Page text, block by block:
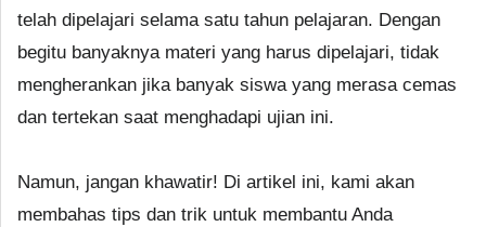
telah dipelajari selama satu tahun pelajaran. Dengan
begitu banyaknya materi yang harus dipelajari, tidak
mengherankan jika banyak siswa yang merasa cemas
dan tertekan saat menghadapi ujian ini.
Namun, jangan khawatir! Di artikel ini, kami akan
membahas tips dan trik untuk membantu Anda